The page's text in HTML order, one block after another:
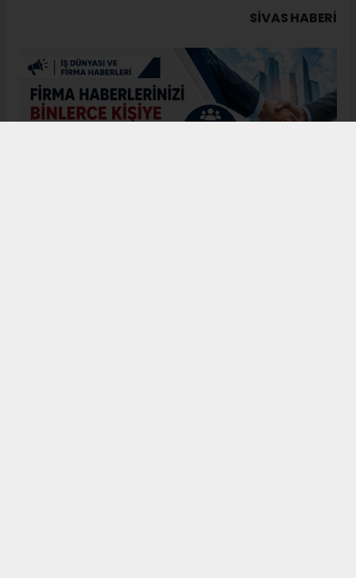
SIVAS HABERİ